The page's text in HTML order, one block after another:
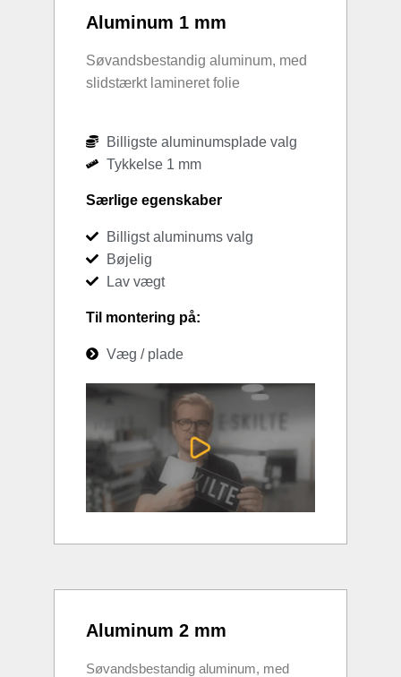
Aluminum 1 mm
Søvandsbestandig aluminum, med
slidstærkt lamineret folie
Billigste aluminumsplade valg
Tykkelse 1 mm
Særlige egenskaber
Billigst aluminums valg
Bøjelig
Lav vægt
Til montering på:
Væg / plade
Aluminum 2 mm
Søvandsbestandig aluminum, med